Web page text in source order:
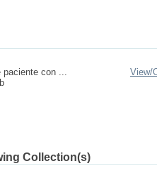
paciente con ...
View/
Collection(s)